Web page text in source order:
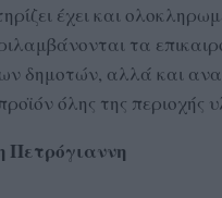
έχει και
τα
δημοτών, αλλά και
όλης της περιοχής
Πετρόγιαννη